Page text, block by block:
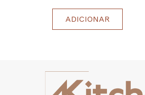
ADICIONAR